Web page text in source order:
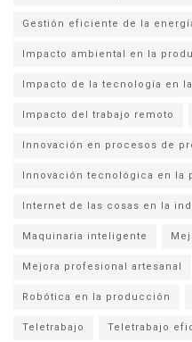
Gestión eficiente de la
Impacto ambiental en la
Impacto de la tecnología en
Impacto del trabajo remoto
Innovación en procesos de
Innovación tecnológica en la
Internet de las cosas en la
Maquinaria inteligente
Mejora profesional artesanal
Robótica en la producción
Teletrabajo Teletrabajo